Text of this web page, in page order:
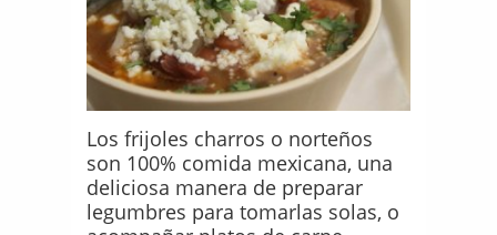
Los frijoles charros o norteños
son 100% comida mexicana, una
deliciosa manera de preparar
legumbres para tomarlas solas, o